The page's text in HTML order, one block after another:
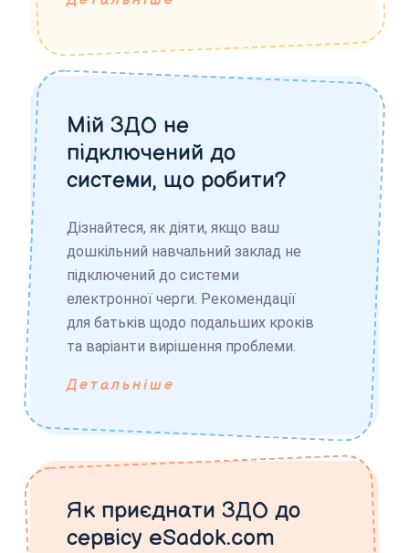
Мій ЗДО не
підключений до
системи, що робити?
Дізнайтеся, як діяти, якщо ваш
дошкільний навчальний заклад не
підключений до системи
електронної черги. Рекомендації
для батьків щодо подальших кроків
та варіанти вирішення проблеми.
Детальніше
Як приєднати ЗДО до
сервісу eSadok.com